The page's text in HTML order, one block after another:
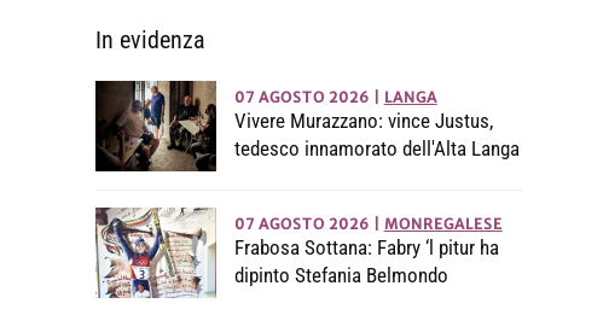
In evidenza
07 AGOSTO 2026 LANGA
Vivere Murazzano: vince Justus,
tedesco innamorato dell'Alta Langa
07 AGOSTO 2026 MONREGALESE
Frabosa Sottana: Fabry ‘l pitur ha
dipinto Stefania Belmondo